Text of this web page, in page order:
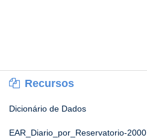
Recursos
Dicionário de Dados
EAR_Diario_por_Reservatorio-2000